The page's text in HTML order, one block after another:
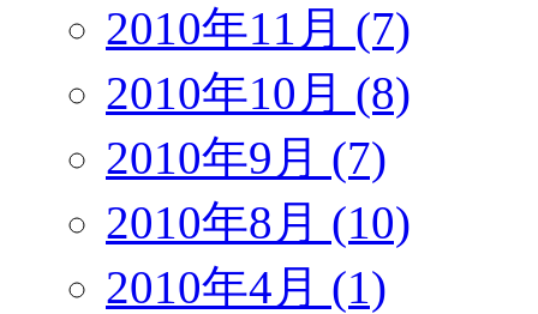
2010年11月 (7)
2010年10月 (8)
2010年9月 (7)
2010年8月 (10)
2010年4月 (1)